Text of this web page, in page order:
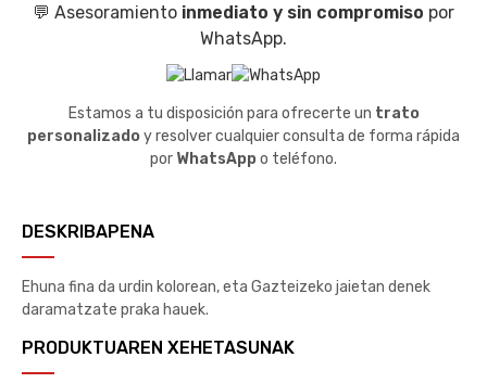
💬 Asesoramiento inmediato y sin compromiso por
WhatsApp.
Estamos a tu disposición para ofrecerte un trato
personalizadoy resolver cualquier consulta de forma rápida
por WhatsAppo teléfono.
DESKRIBAPENA
Ehuna fina da urdin kolorean, eta Gazteizeko jaietan denek
daramatzate praka hauek.
PRODUKTUAREN XEHETASUNAK